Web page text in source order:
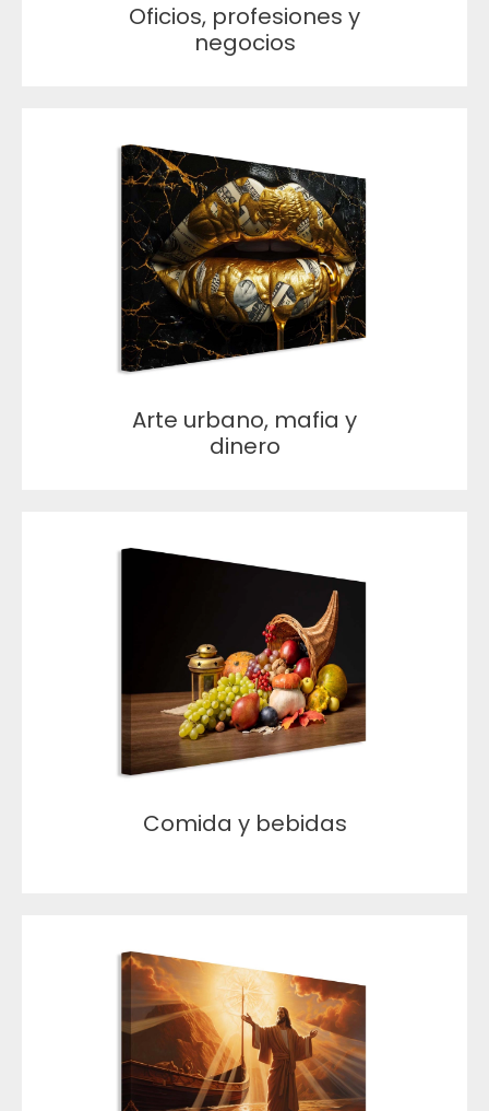
Oficios, profesiones y
negocios
Arte urbano, mafia y
dinero
Comida y bebidas